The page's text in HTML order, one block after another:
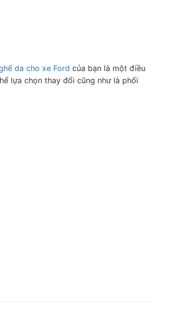
da cho xe Ford của bạn là một điều
lựa chọn thay đổi cũng như là phối